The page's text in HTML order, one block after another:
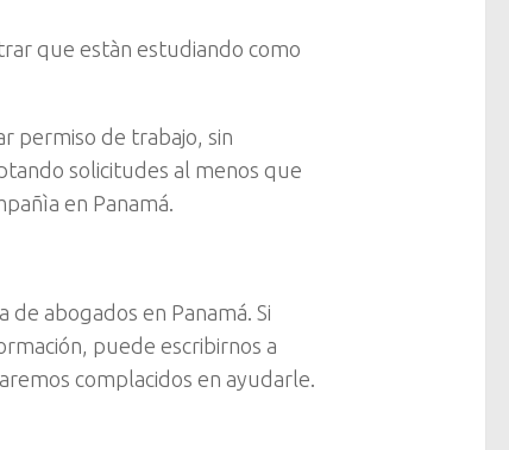
que estàn estudiando como
permiso de trabajo, sin
solicitudes al menos que
en Panamá.
abogados en Panamá. Si
puede escribirnos a
complacidos en ayudarle.